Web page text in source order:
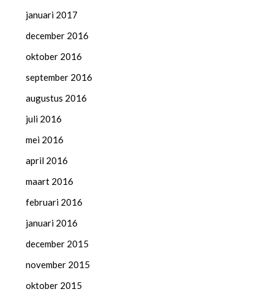
januari 2017
december 2016
oktober 2016
september 2016
augustus 2016
juli 2016
mei 2016
april 2016
maart 2016
februari 2016
januari 2016
december 2015
november 2015
oktober 2015